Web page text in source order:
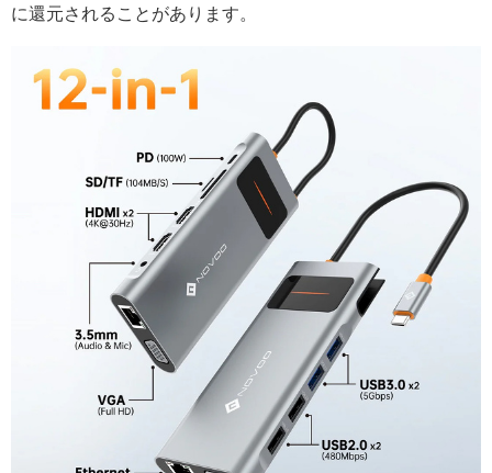
に還元されることがあります。